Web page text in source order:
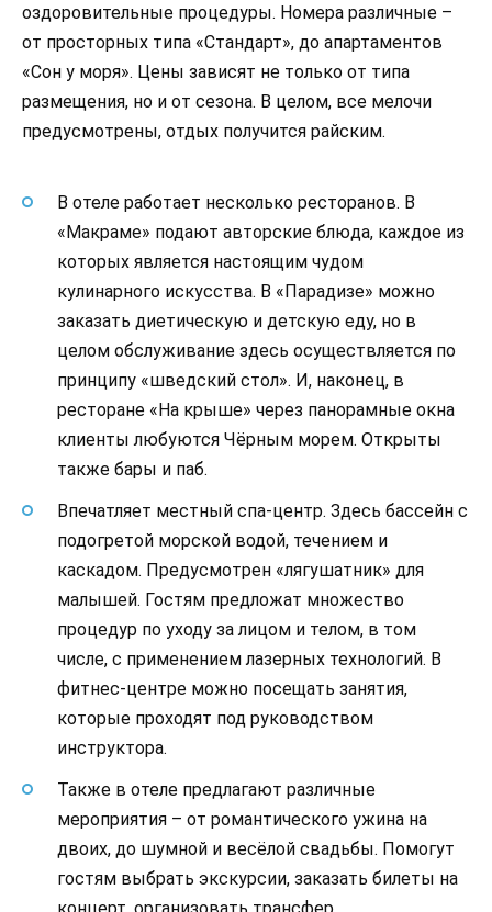
оздоровительные процедуры. Номера различные –
от просторных типа «Стандарт», до апартаментов
«Сон у моря». Цены зависят не только от типа
размещения, но и от сезона. В целом, все мелочи
предусмотрены, отдых получится райским.
В отеле работает несколько ресторанов. В
«Макраме» подают авторские блюда, каждое из
которых является настоящим чудом
кулинарного искусства. В «Парадизе» можно
заказать диетическую и детскую еду, но в
целом обслуживание здесь осуществляется по
принципу «шведский стол». И, наконец, в
ресторане «На крыше» через панорамные окна
клиенты любуются Чёрным морем. Открыты
также бары и паб.
Впечатляет местный спа-центр. Здесь бассейн с
подогретой морской водой, течением и
каскадом. Предусмотрен «лягушатник» для
малышей. Гостям предложат множество
процедур по уходу за лицом и телом, в том
числе, с применением лазерных технологий. В
фитнес-центре можно посещать занятия,
которые проходят под руководством
инструктора.
Также в отеле предлагают различные
мероприятия – от романтического ужина на
двоих, до шумной и весёлой свадьбы. Помогут
гостям выбрать экскурсии, заказать билеты на